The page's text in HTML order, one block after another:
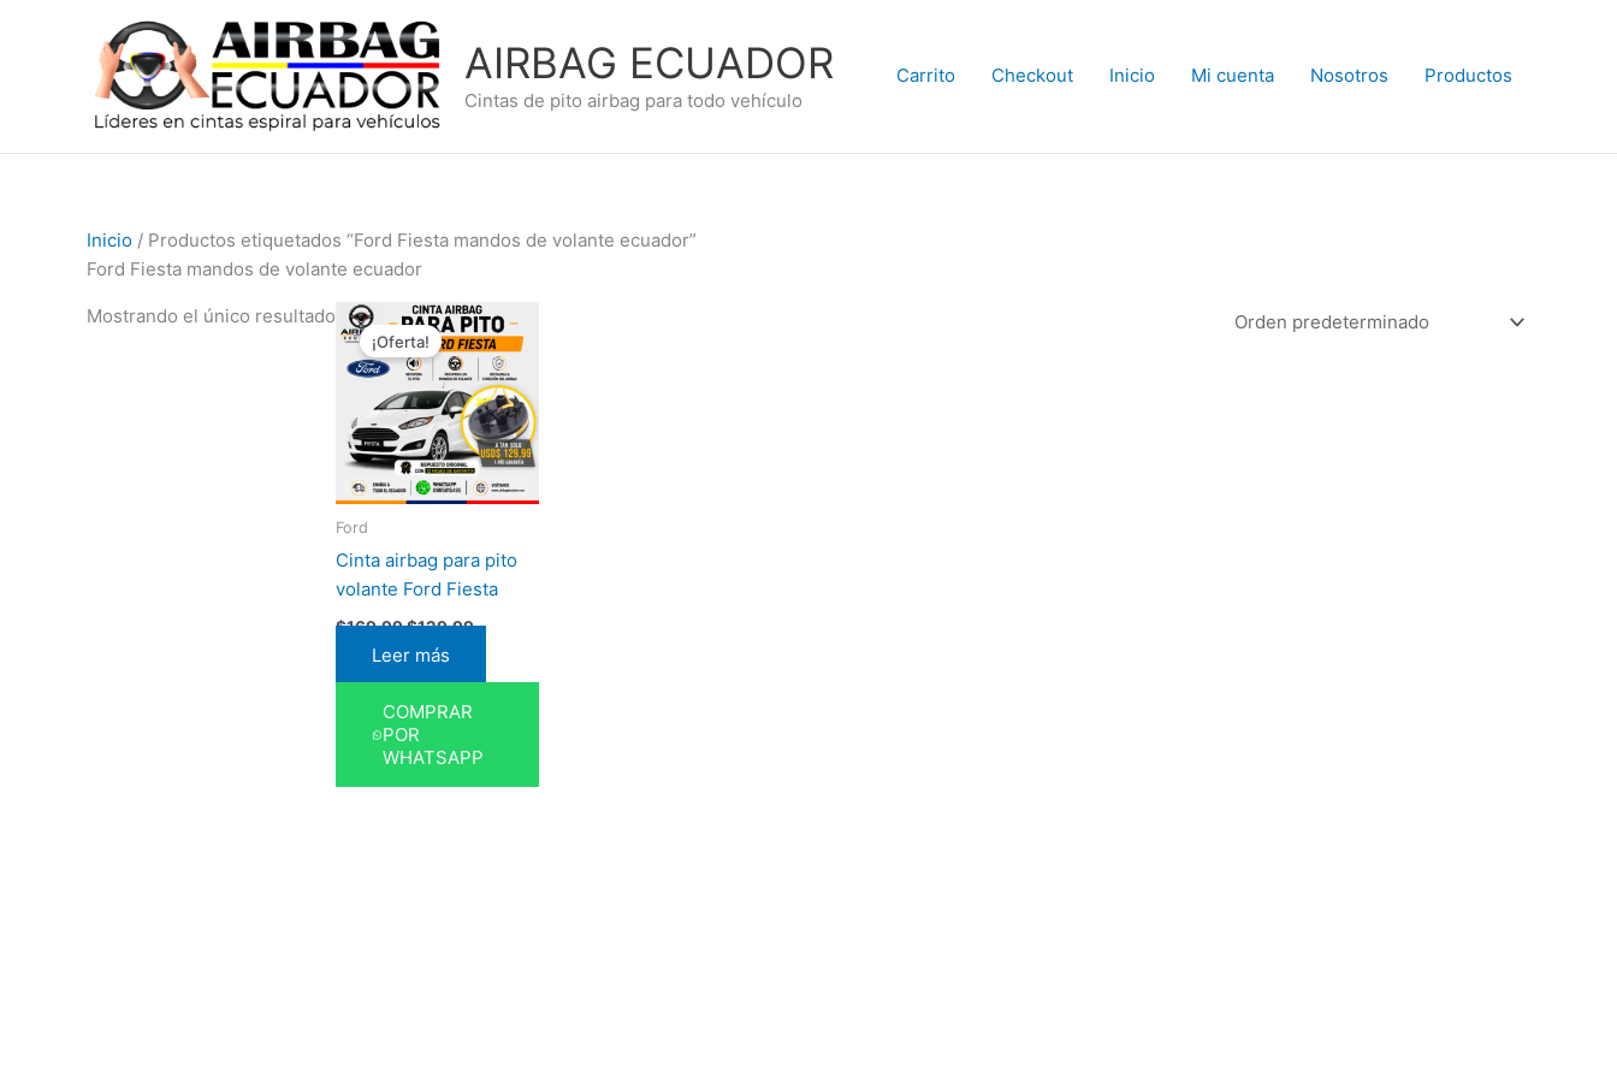
AIRBAG ECUADOR
Cintas de pito airbag para todo vehículo
Carrito Checkout Inicio Mi cuenta Nosotros Productos
Inicio / Productos etiquetados “Ford Fiesta mandos de volante ecuador”
Ford Fiesta mandos de volante ecuador
Mostrando el único resultado
¡Oferta!
Ford
Cinta airbag para pito
volante Ford Fiesta
$169,99
El
precio
original
era:
$169,99.
$129,99
El
precio
actual
es:
$129,99.
Leer más
COMPRAR
POR
WHATSAPP